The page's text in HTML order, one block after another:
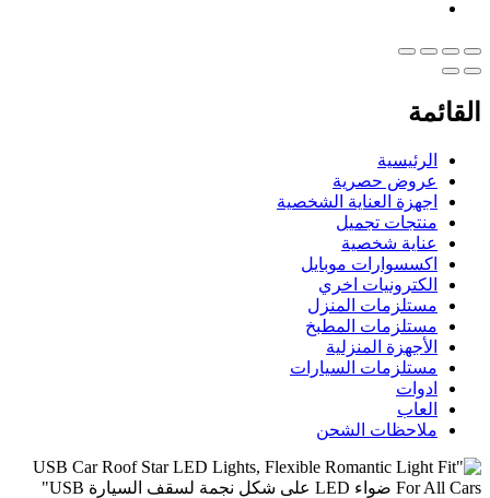
القائمة
الرئيسية
عروض حصرية
اجهزة العناية الشخصية
منتجات تجميل
عناية شخصية
اكسسوارات موبايل
الكترونيات اخري
مستلزمات المنزل
مستلزمات المطبخ
الأجهزة المنزلية
مستلزمات السيارات
ادوات
العاب
ملاحظات الشحن